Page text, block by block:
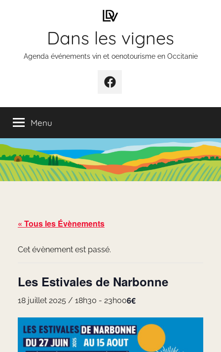
Dans les vignes
Agenda événements vin et oenotourisme en Occitanie
Élément
menu
Menu
« Tous les Évènements
Cet évènement est passé.
Les Estivales de Narbonne
18 juillet 2025 / 18h30 - 23h006€